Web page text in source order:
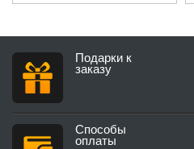
Подарки к
заказу
Способы
оплаты